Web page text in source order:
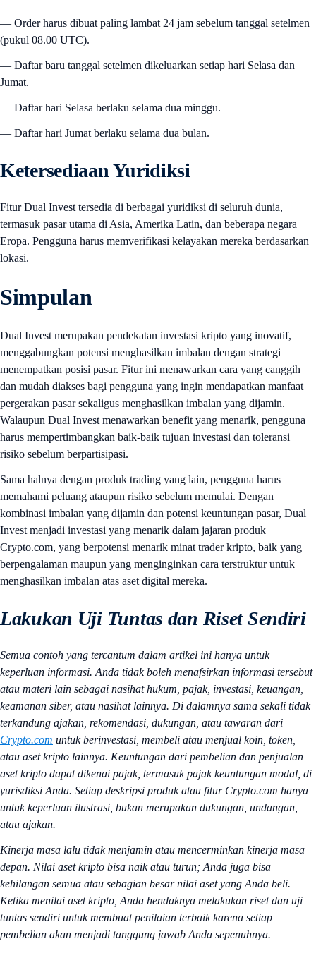
— Order harus dibuat paling lambat 24 jam sebelum tanggal setelmen
(pukul 08.00 UTC).
— Daftar baru tanggal setelmen dikeluarkan setiap hari Selasa dan
Jumat.
— Daftar hari Selasa berlaku selama dua minggu.
— Daftar hari Jumat berlaku selama dua bulan.
Ketersediaan Yuridiksi
Fitur Dual Invest tersedia di berbagai yuridiksi di seluruh dunia,
termasuk pasar utama di Asia, Amerika Latin, dan beberapa negara
Eropa. Pengguna harus memverifikasi kelayakan mereka berdasarkan
lokasi.
Simpulan
Dual Invest merupakan pendekatan investasi kripto yang inovatif,
menggabungkan potensi menghasilkan imbalan dengan strategi
menempatkan posisi pasar. Fitur ini menawarkan cara yang canggih
dan mudah diakses bagi pengguna yang ingin mendapatkan manfaat
pergerakan pasar sekaligus menghasilkan imbalan yang dijamin.
Walaupun Dual Invest menawarkan benefit yang menarik, pengguna
harus mempertimbangkan baik-baik tujuan investasi dan toleransi
risiko sebelum berpartisipasi.
Sama halnya dengan produk trading yang lain, pengguna harus
memahami peluang ataupun risiko sebelum memulai. Dengan
kombinasi imbalan yang dijamin dan potensi keuntungan pasar, Dual
Invest menjadi investasi yang menarik dalam jajaran produk
Crypto.com, yang berpotensi menarik minat trader kripto, baik yang
berpengalaman maupun yang menginginkan cara terstruktur untuk
menghasilkan imbalan atas aset digital mereka.
Lakukan Uji Tuntas dan Riset Sendiri
Semua contoh yang tercantum dalam artikel ini hanya untuk
keperluan informasi. Anda tidak boleh menafsirkan informasi tersebut
atau materi lain sebagai nasihat hukum, pajak, investasi, keuangan,
keamanan siber, atau nasihat lainnya. Di dalamnya sama sekali tidak
terkandung ajakan, rekomendasi, dukungan, atau tawaran dari
Crypto.com untuk berinvestasi, membeli atau menjual koin, token,
atau aset kripto lainnya. Keuntungan dari pembelian dan penjualan
aset kripto dapat dikenai pajak, termasuk pajak keuntungan modal, di
yurisdiksi Anda. Setiap deskripsi produk atau fitur Crypto.com hanya
untuk keperluan ilustrasi, bukan merupakan dukungan, undangan,
atau ajakan.
Kinerja masa lalu tidak menjamin atau mencerminkan kinerja masa
depan. Nilai aset kripto bisa naik atau turun; Anda juga bisa
kehilangan semua atau sebagian besar nilai aset yang Anda beli.
Ketika menilai aset kripto, Anda hendaknya melakukan riset dan uji
tuntas sendiri untuk membuat penilaian terbaik karena setiap
pembelian akan menjadi tanggung jawab Anda sepenuhnya.